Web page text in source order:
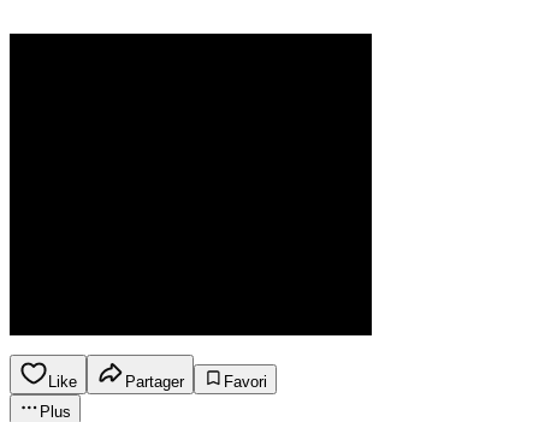
Like Partager
Favori
Plus